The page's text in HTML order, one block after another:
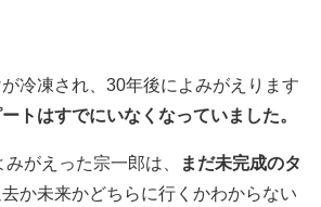
冷凍され、30年後によみがえります
トはすでにいなくなっていました。
がえった宗一郎は、
まだ未完成のタ
か未来かどちらに行くかわからない